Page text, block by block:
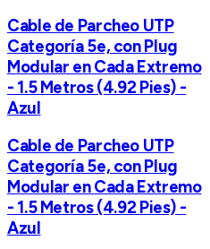
Cable de Parcheo UTP
Categoría 5e, con Plug
Modular en Cada Extremo
- 1.5 Metros (4.92 Pies) -
Azul
Cable de Parcheo UTP
Categoría 5e, con Plug
Modular en Cada Extremo
- 1.5 Metros (4.92 Pies) -
Azul